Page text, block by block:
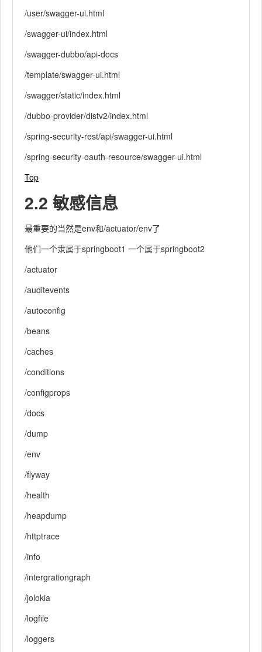
/user/swagger-ui.html
/swagger-ui/index.html
/swagger-dubbo/api-docs
/template/swagger-ui.html
/swagger/static/index.html
/dubbo-provider/distv2/index.html
/spring-security-rest/api/swagger-ui.html
/spring-security-oauth-resource/swagger-ui.html
Top
2.2 敏感信息
最重要的当然是env和/actuator/env了
他们一个隶属于springboot1 一个属于springboot2
/actuator
/auditevents
/autoconfig
/beans
/caches
/conditions
/configprops
/docs
/dump
/env
/flyway
/health
/heapdump
/httptrace
/info
/intergrationgraph
/jolokia
/logfile
/loggers